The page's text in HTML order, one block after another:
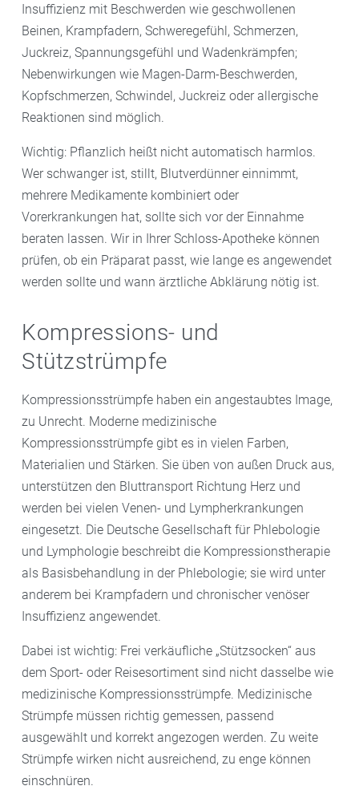
Insuffizienz mit Beschwerden wie geschwollenen
Beinen, Krampfadern, Schweregefühl, Schmerzen,
Juckreiz, Spannungsgefühl und Wadenkrämpfen;
Nebenwirkungen wie Magen-Darm-Beschwerden,
Kopfschmerzen, Schwindel, Juckreiz oder allergische
Reaktionen sind möglich.
Wichtig: Pflanzlich heißt nicht automatisch harmlos.
Wer schwanger ist, stillt, Blutverdünner einnimmt,
mehrere Medikamente kombiniert oder
Vorerkrankungen hat, sollte sich vor der Einnahme
beraten lassen. Wir in Ihrer Schloss-Apotheke können
prüfen, ob ein Präparat passt, wie lange es angewendet
werden sollte und wann ärztliche Abklärung nötig ist.
Kompressions- und
Stützstrümpfe
Kompressionsstrümpfe haben ein angestaubtes Image,
zu Unrecht. Moderne medizinische
Kompressionsstrümpfe gibt es in vielen Farben,
Materialien und Stärken. Sie üben von außen Druck aus,
unterstützen den Bluttransport Richtung Herz und
werden bei vielen Venen- und Lympherkrankungen
eingesetzt. Die Deutsche Gesellschaft für Phlebologie
und Lymphologie beschreibt die Kompressionstherapie
als Basisbehandlung in der Phlebologie; sie wird unter
anderem bei Krampfadern und chronischer venöser
Insuffizienz angewendet.
Dabei ist wichtig: Frei verkäufliche „Stützsocken“ aus
dem Sport- oder Reisesortiment sind nicht dasselbe wie
medizinische Kompressionsstrümpfe. Medizinische
Strümpfe müssen richtig gemessen, passend
ausgewählt und korrekt angezogen werden. Zu weite
Strümpfe wirken nicht ausreichend, zu enge können
einschnüren.